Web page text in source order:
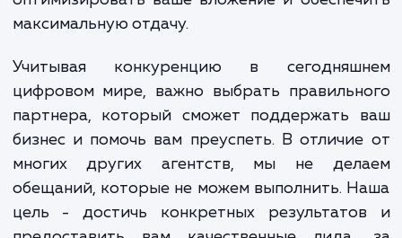
следовательно, и привлечения большего
Но наша работа не заканчивается на
также стремимся понять ваш бизнес,
уникальные особенности и требования.
команда постоянно анализирует и
стратегию продвижения,